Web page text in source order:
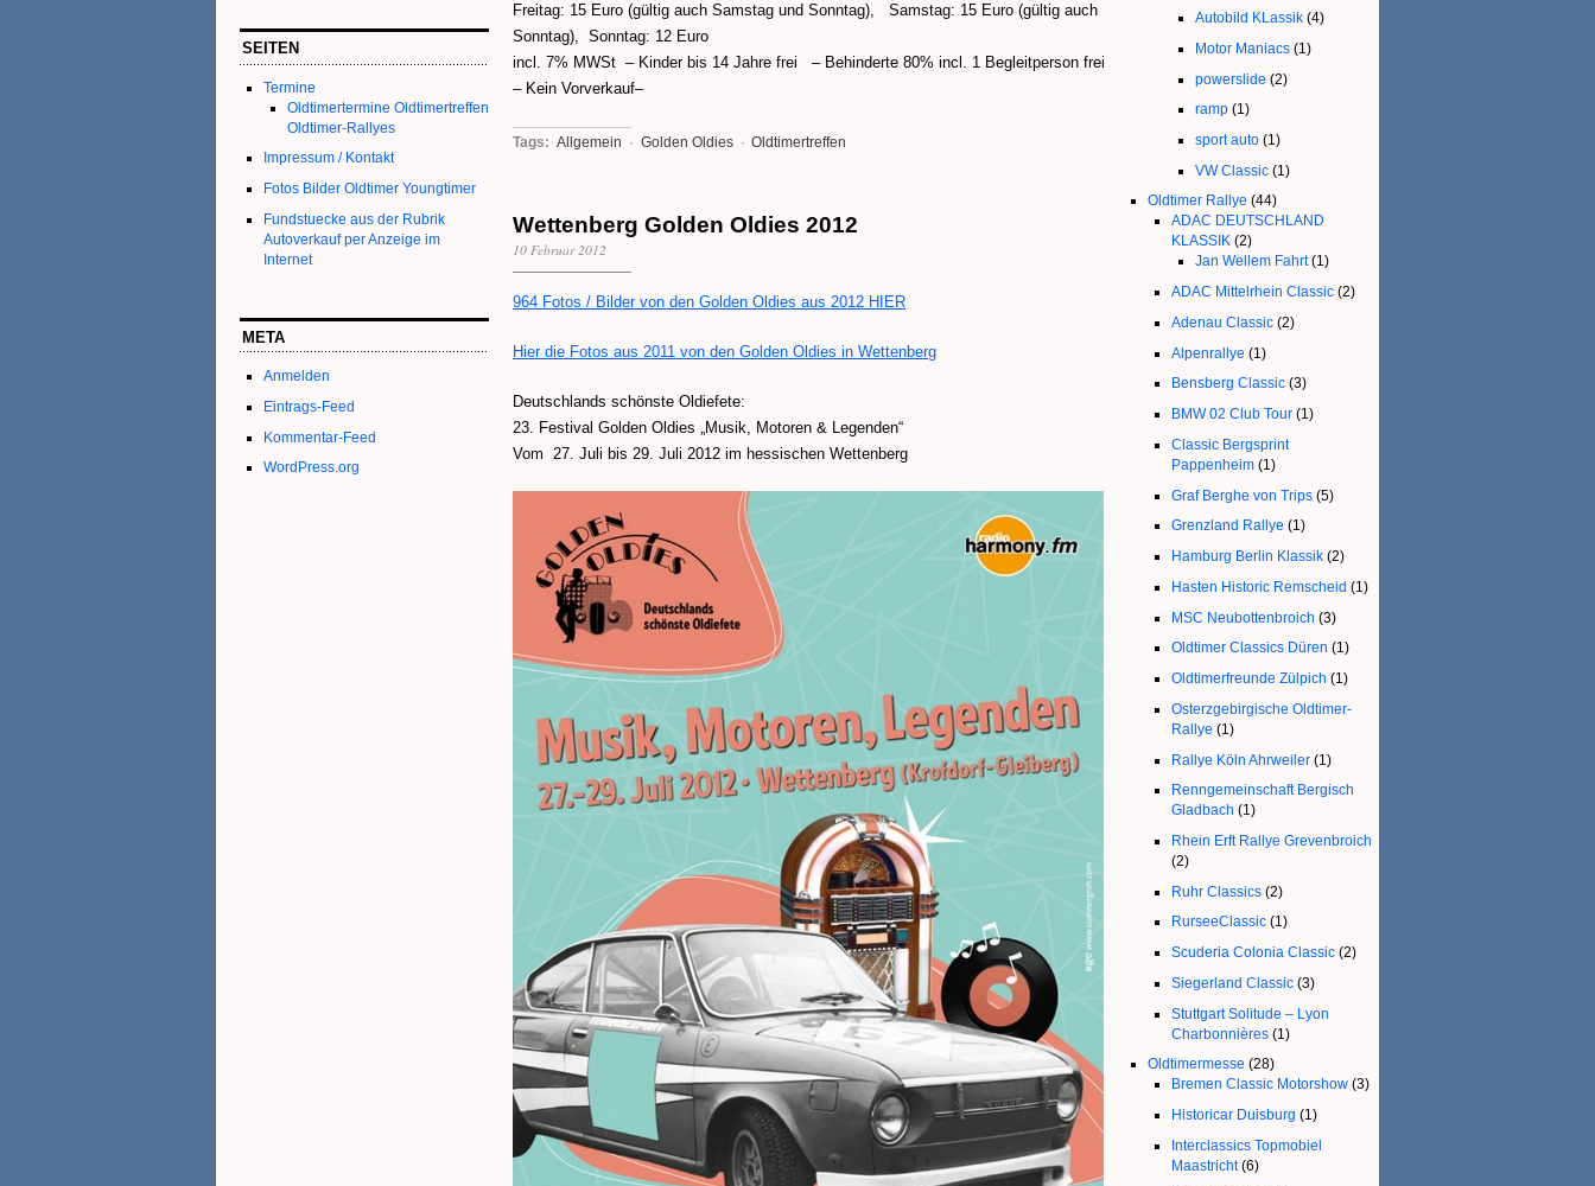
SEITEN
Termine
Oldtimertermine Oldtimertreffen
Oldtimer-Rallyes
Impressum / Kontakt
Fotos Bilder Oldtimer Youngtimer
Fundstuecke aus der Rubrik
Autoverkauf per Anzeige im
Internet
META
Anmelden
Eintrags-Feed
Kommentar-Feed
WordPress.org
Freitag: 15 Euro (gültig auch Samstag und Sonntag), Samstag: 15 Euro (gültig auch
Sonntag), Sonntag: 12 Euro
incl. 7% MWSt – Kinder bis 14 Jahre frei – Behinderte 80% incl. 1 Begleitperson frei
– Kein Vorverkauf–
Tags: Allgemein · Golden Oldies · Oldtimertreffen
Wettenberg Golden Oldies 2012
10 Februar 2012
964 Fotos / Bilder von den Golden Oldies aus 2012 HIER
Hier die Fotos aus 2011 von den Golden Oldies in Wettenberg
Deutschlands schönste Oldiefete:
23. Festival Golden Oldies „Musik, Motoren & Legenden“
Vom 27. Juli bis 29. Juli 2012 im hessischen Wettenberg
Autobild KLassik (4)
Motor Maniacs (1)
powerslide (2)
ramp (1)
sport auto (1)
VW Classic (1)
Oldtimer Rallye (44)
ADAC DEUTSCHLAND
KLASSIK (2)
Jan Wellem Fahrt(1)
ADAC Mittelrhein Classic (2)
Adenau Classic (2)
Alpenrallye (1)
Bensberg Classic (3)
BMW 02 Club Tour (1)
Classic Bergsprint
Pappenheim (1)
Graf Berghe von Trips (5)
Grenzland Rallye (1)
Hamburg Berlin Klassik (2)
Hasten Historic Remscheid (1)
MSC Neubottenbroich (3)
Oldtimer Classics Düren (1)
Oldtimerfreunde Zülpich (1)
Osterzgebirgische Oldtimer-
Rallye (1)
Rallye Köln Ahrweiler (1)
Renngemeinschaft Bergisch
Gladbach (1)
Rhein Erft Rallye Grevenbroich
(2)
Ruhr Classics (2)
RurseeClassic (1)
Scuderia Colonia Classic (2)
Siegerland Classic (3)
Stuttgart Solitude – Lyon
Charbonnières (1)
Oldtimermesse (28)
Bremen Classic Motorshow (3)
Historicar Duisburg (1)
Interclassics Topmobiel
Maastricht(6)